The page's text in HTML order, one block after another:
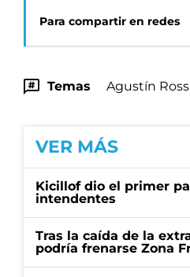
Para compartir en redes
Temas Agustín
VER MÁS
Kicillof dio el primer
intendentes
Tras la caída de la
podría frenarse Zona